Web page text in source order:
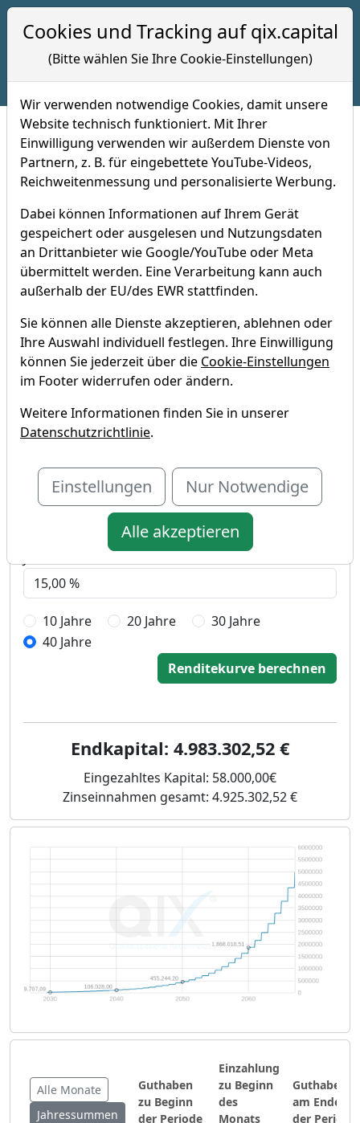
+49 (0) 7121 -8208028
Sparrechner
Sparrechner
Der Zinseszins sorgt dafür, dass selbst bei kleinen
monatlichen Anlagebeträgen das Vermögen
beträchtlich wächst. Unser Index-Regelwerk "High-
Quality Alpha Selection" hat seit 1999 im Backtest eine
durchschnittliche Jahresrendite von 15,77 % erzielt
(Stand 02.05.16)
Startkapital
Monatlicher Sparbetrag
10 Jahre 20 Jahre
30 Jahre
40 Jahre
Endkapital: 4.983.302,52 €
Eingezahltes Kapital: 58.000,00€
Zinseinnahmen gesamt: 4.925.302,52 €
Alle Monate
Jahressummen
Guthaben
zu Beginn
der Periode
Einzahlung
zu Beginn
des
Monats
Guthaben
am Ende
der Periode
Cookies und Tracking auf qix.capital
(Bitte wählen Sie Ihre Cookie-Einstellungen)
Wir verwenden notwendige Cookies, damit unsere
Website technisch funktioniert. Mit Ihrer
Einwilligung verwenden wir außerdem Dienste von
Partnern, z. B. für eingebettete YouTube-Videos,
Reichweitenmessung und personalisierte Werbung.
Dabei können Informationen auf Ihrem Gerät
gespeichert oder ausgelesen und Nutzungsdaten
an Drittanbieter wie Google/YouTube oder Meta
übermittelt werden. Eine Verarbeitung kann auch
außerhalb der EU/des EWR stattfinden.
Sie können alle Dienste akzeptieren, ablehnen oder
Ihre Auswahl individuell festlegen. Ihre Einwilligung
können Sie jederzeit über die Cookie-Einstellungen
im Footer widerrufen oder ändern.
Weitere Informationen finden Sie in unserer
Datenschutzrichtlinie.
Einstellungen Nur Notwendige
Alle akzeptieren